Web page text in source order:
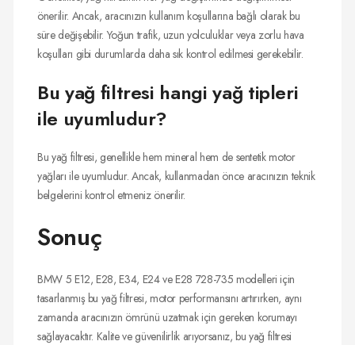
önerilir. Ancak, aracınızın kullanım koşullarına bağlı olarak bu
süre değişebilir. Yoğun trafik, uzun yolculuklar veya zorlu hava
koşulları gibi durumlarda daha sık kontrol edilmesi gerekebilir.
Bu yağ filtresi hangi yağ tipleri
ile uyumludur?
Bu yağ filtresi, genellikle hem mineral hem de sentetik motor
yağları ile uyumludur. Ancak, kullanmadan önce aracınızın teknik
belgelerini kontrol etmeniz önerilir.
Sonuç
BMW 5 E12, E28, E34, E24 ve E28 728-735 modelleri için
tasarlanmış bu yağ filtresi, motor performansını artırırken, aynı
zamanda aracınızın ömrünü uzatmak için gereken korumayı
sağlayacaktır. Kalite ve güvenilirlik arıyorsanız, bu yağ filtresi